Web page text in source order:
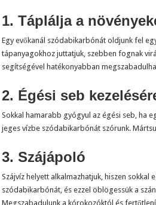
1. Táplálja a
Egy evőkanál szódabikarbónát oldjunk fel
tápanyagokhoz juttatjuk, szebben fognak
segítségével hatékonyabban
2. Égési seb
Sokkal hamarabb gyógyul az égési seb, ha
jeges vízbe szódabikarbónát szórunk.
3. Szájápoló
Szájvíz helyett alkalmazhatjuk, hiszen sokkal
szódabikarbónát, és ezzel öblögessük a
Megszabadulunk a kórokozóktól és